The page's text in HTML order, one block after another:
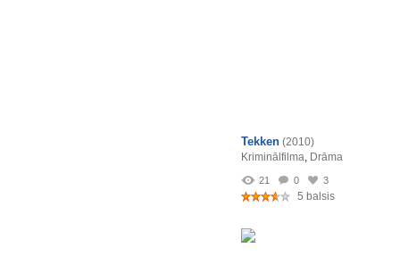
Tekken (2010)
Kriminālfilma, Drāma
21 0 3
5 balsis